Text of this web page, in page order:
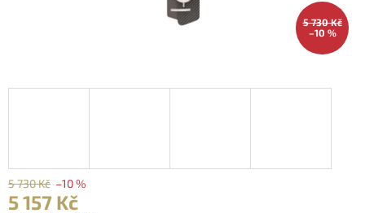
5 730 Kč
–10 %
5 730 Kč –10 %
5 157 Kč